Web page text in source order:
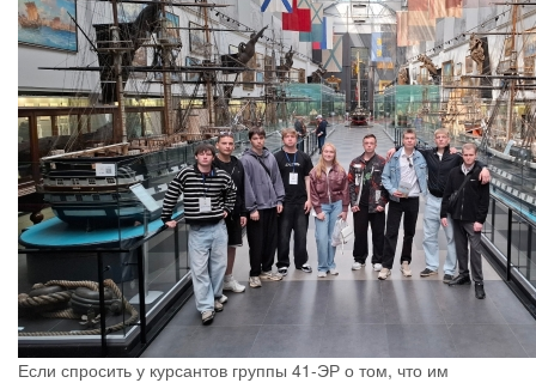
Если спросить у курсантов группы 41-ЭР о том, что им